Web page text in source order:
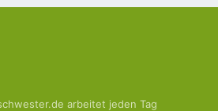
arbeitet jeden Tag